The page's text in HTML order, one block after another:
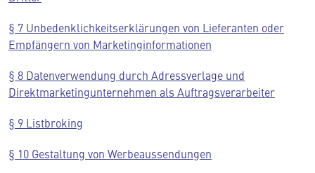
§ 7 Unbedenklichkeitserklärungen von Lieferanten oder
Empfängern von Marketinginformationen
§ 8 Datenverwendung durch Adressverlage und
Direktmarketingunternehmen als Auftragsverarbeiter
§ 9 Listbroking
§ 10 Gestaltung von Werbeaussendungen